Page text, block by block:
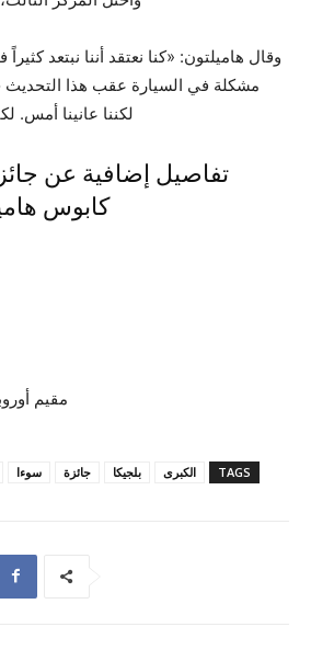
وقال هاميلتون: «كنا نعتقد أننا نبتعد
مشكلة في السيارة عقب هذا التحديث
لكننا عانينا أمس.
تفاصيل إضافية عن
كابوس
مقيم
TAGS الكبرى بلجيكا جائزة سوءا